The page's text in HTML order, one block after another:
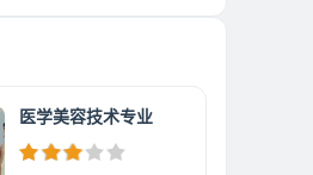
医学美容技术专业